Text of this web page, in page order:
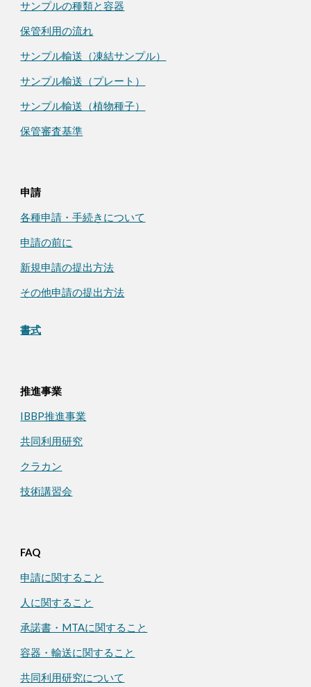
サンプルの種類と容器
保管利用の流れ
サンプル輸送（凍結サンプル）
サンプル輸送（プレート ）
サンプル輸送（植物種子）
保管審査基準
申請
各種申請・手続きについて
申請の前に
新規申請の提出方法
その他申請の提出方法
書式
推進事業
IBBP推進事業
共同利用研究
クラカン
技術講習会
FAQ
申請に関すること
人に関すること
承諾書・MTAに関すること
容器・輸送に関すること
共同利用研究について